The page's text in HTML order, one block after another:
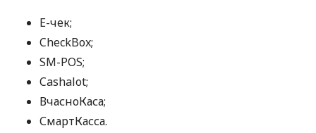
E-чек;
CheckBox;
SM-POS;
Cashalot;
ВчасноКаса;
СмартКасса.